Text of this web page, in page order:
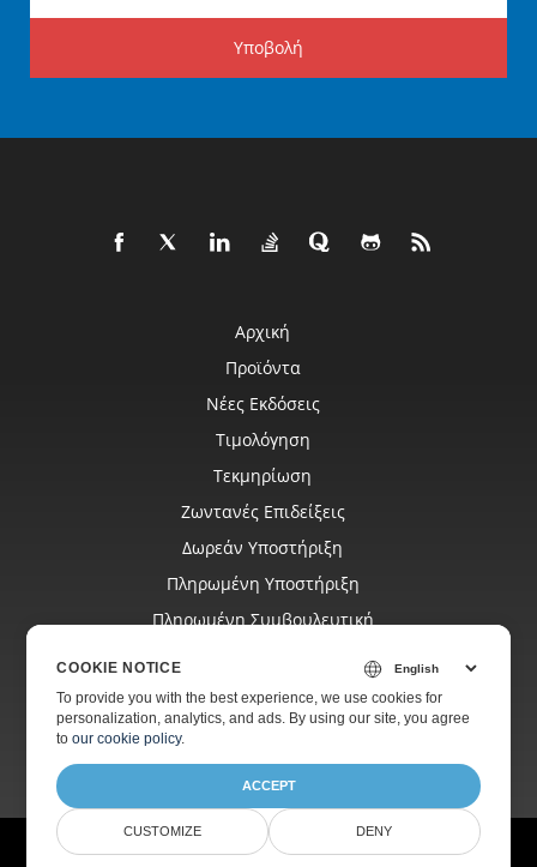
Υποβολή
Αρχική
Προϊόντα
Νέες Εκδόσεις
Τιμολόγηση
Τεκμηρίωση
Ζωντανές Επιδείξεις
Δωρεάν Υποστήριξη
Πληρωμένη Υποστήριξη
Πληρωμένη Συμβουλευτική
Ιστοσελίδες
Σχετικά
© Aspose Pty Ltd 2001-2026.Όλα τα δικαιώματα διατηρούνται.
COOKIE NOTICE
To provide you with the best experience, we use cookies for
personalization, analytics, and ads. By using our site, you agree
toour cookie policy.
ACCEPT
CUSTOMIZE DENY